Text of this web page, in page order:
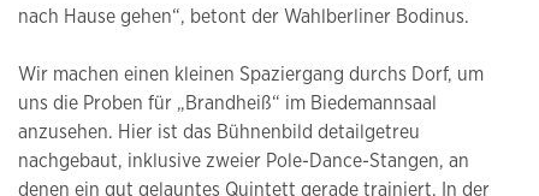
nach Hause gehen“, betont der Wahlberliner Bodinus.
Wir machen einen kleinen Spaziergang durchs Dorf, um
uns die Proben für „Brandheiß“ im Biedemannsaal
anzusehen. Hier ist das Bühnenbild detailgetreu
nachgebaut, inklusive zweier Pole-Dance-Stangen, an
denen ein gut gelauntes Quintett gerade trainiert. In der